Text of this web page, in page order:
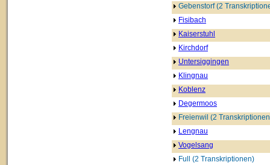
Gebenstorf (2
Fisibach
Kaiserstuhl
Kirchdorf
Untersiggingen
Klingnau
Koblenz
Degermoos
Freienwil (2
Lengnau
Vogelsang
Full (2 Transkriptionen)